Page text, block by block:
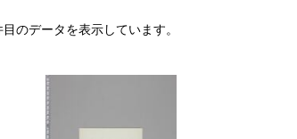
のデータを表示しています。